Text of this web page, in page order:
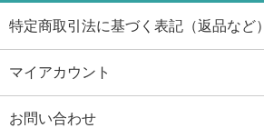
特定商取引法に基づく表記（返品など）
マイアカウント
お問い合わせ